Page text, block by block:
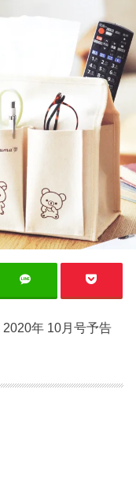
年 10月号予告